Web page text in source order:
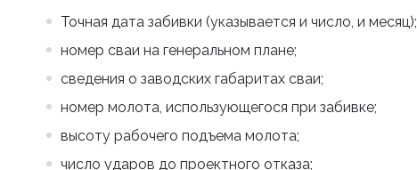
Точная дата забивки (указывается и число, и месяц);
номер сваи на генеральном плане;
сведения о заводских габаритах сваи;
номер молота, использующегося при забивке;
высоту рабочего подъема молота;
число ударов до проектного отказа;